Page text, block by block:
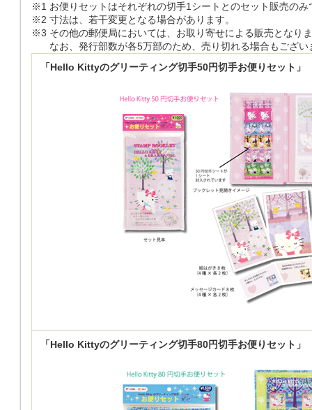
※1 お便りセットはそれぞれの切手1シートとのセット販売の
※2 寸法は、若干変更となる場合があります。
※3 その他の郵便局においては、お取り寄せによる販売となり
なお、発行部数が各5万部のため、売り切れる場合もござ
「Hello Kittyのグリーティング切手50円切手お便りセット」
「Hello Kittyのグリーティング切手80円切手お便りセット」